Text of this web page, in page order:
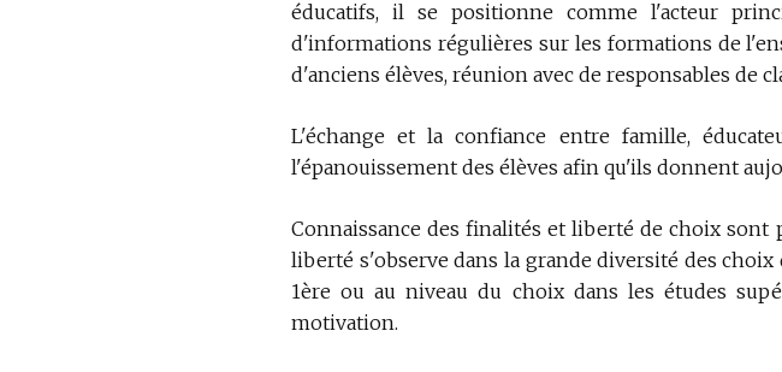
éducatifs, il se positionne comme l'acteur
d'informations régulières sur les formations de
d'anciens élèves, réunion avec de responsables de
L'échange et la confiance entre famille,
l'épanouissement des élèves afin qu'ils donnent
Connaissance des finalités et liberté de choix sont
liberté s'observe dans la grande diversité des
1ère ou au niveau du choix dans les études
motivation.